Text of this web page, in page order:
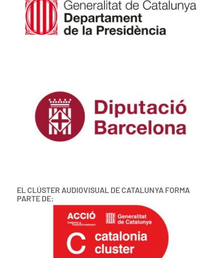
EL CLÚSTER AUDIOVISUAL DE CATALUNYA FORMA
PARTE DE: